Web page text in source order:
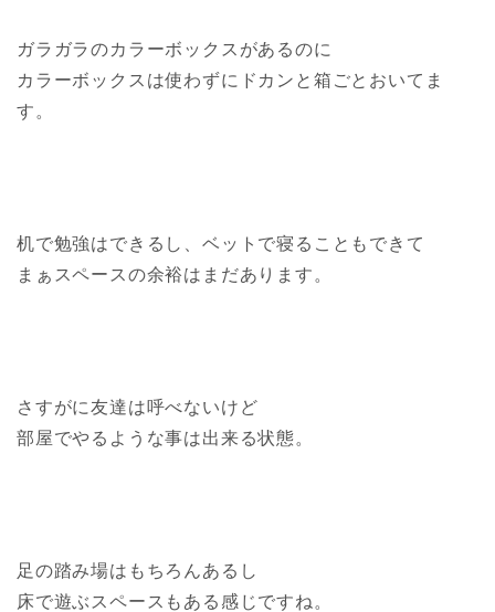
ガラガラのカラーボックスがあるのに
カラーボックスは使わずにドカンと箱ごとおいてま
す。
机で勉強はできるし、ベットで寝ることもできて
まぁスペースの余裕はまだあります。
さすがに友達は呼べないけど
部屋でやるような事は出来る状態。
足の踏み場はもちろんあるし
床で遊ぶスペースもある感じですね。